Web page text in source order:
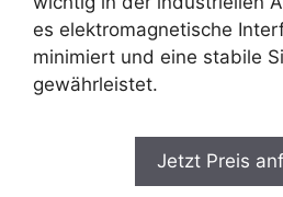
es elektromagnetische
minimiert und eine stabile
gewährleistet.
Jetzt Preis